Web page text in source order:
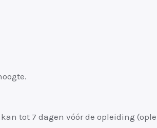
tot 7 dagen vóór de opleiding